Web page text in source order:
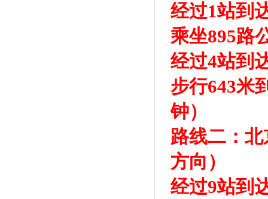
经过1站到
乘坐895路
经过4站到
步行643米
钟）
路线二：
方向）
经过9站到